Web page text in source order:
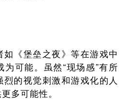
《堡垒之夜》等在游戏中
可能。虽然“现场感”有所
的视觉刺激和游戏化的人
多可能性。